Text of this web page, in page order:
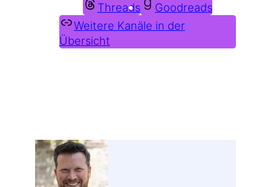
Threads
Goodreads
Weitere Kanäle in der
Übersicht